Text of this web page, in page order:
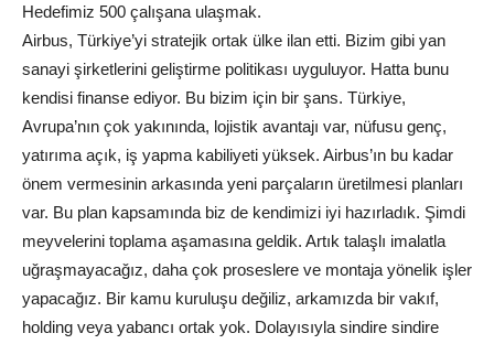
Hedefimiz 500 çalışana ulaşmak.
Airbus, Türkiye’yi stratejik ortak ülke ilan etti. Bizim gibi yan
sanayi şirketlerini geliştirme politikası uyguluyor. Hatta bunu
kendisi finanse ediyor. Bu bizim için bir şans. Türkiye,
Avrupa’nın çok yakınında, lojistik avantajı var, nüfusu genç,
yatırıma açık, iş yapma kabiliyeti yüksek. Airbus’ın bu kadar
önem vermesinin arkasında yeni parçaların üretilmesi planları
var. Bu plan kapsamında biz de kendimizi iyi hazırladık. Şimdi
meyvelerini toplama aşamasına geldik. Artık talaşlı imalatla
uğraşmayacağız, daha çok proseslere ve montaja yönelik işler
yapacağız. Bir kamu kuruluşu değiliz, arkamızda bir vakıf,
holding veya yabancı ortak yok. Dolayısıyla sindire sindire